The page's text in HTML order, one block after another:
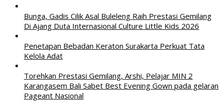
Bunga, Gadis Cilik Asal Buleleng Raih Prestasi Gemilang
Di Ajang Duta Internasional Culture Little Kids 2026
Penetapan Bebadan Keraton Surakarta Perkuat Tata
Kelola Adat
Torehkan Prestasi Gemilang, Arshi, Pelajar MIN 2
Karangasem Bali Sabet Best Evening Gown pada gelaran
Pageant Nasional